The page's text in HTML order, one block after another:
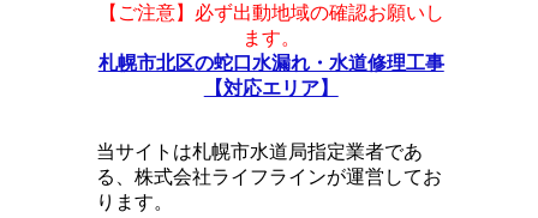
【ご注意】必ず出動地域の確認お願いし
ます。
札幌市北区の蛇口水漏れ・水道修理工事
【対応エリア】
当サイトは札幌市水道局指定業者であ
る、株式会社ライフラインが運営してお
ります。